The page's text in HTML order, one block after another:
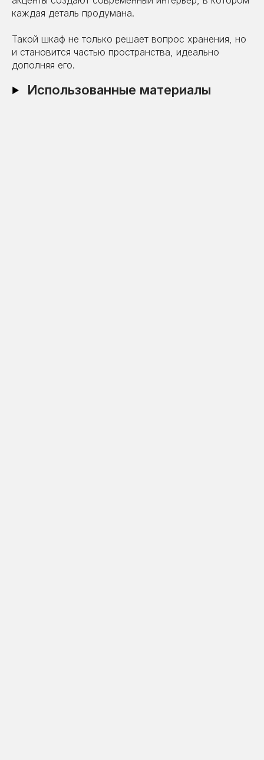
каждая деталь продумана.
Такой шкаф не только решает вопрос хранения, но
и становится частью пространства, идеально
дополняя его.
Использованные материалы